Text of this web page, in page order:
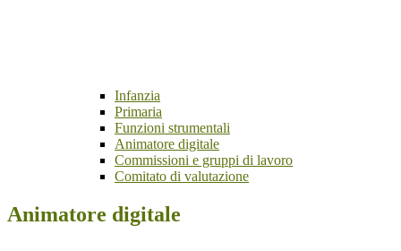
Infanzia
Primaria
Funzioni strumentali
Animatore digitale
Commissioni e gruppi di lavoro
Comitato di valutazione
Animatore digitale